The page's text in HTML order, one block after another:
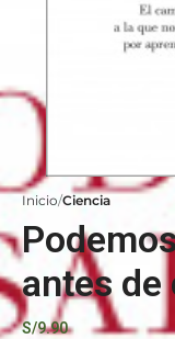
Inicio Ciencia
antes de
S/9.90